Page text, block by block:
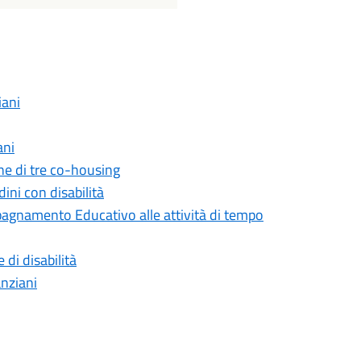
di tre co-housing
con disabilità
Educativo alle attività di tempo
di disabilità